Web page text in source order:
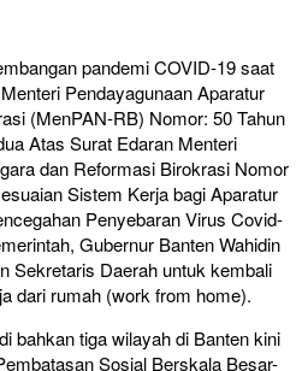
pandemi COVID-19 saat
Pendayagunaan Aparatur
(MenPAN-RB) Nomor: 50 Tahun
Atas Surat Edaran Menteri
dan Reformasi Birokrasi Nomor
Sistem Kerja bagi Aparatur
Penyebaran Virus Covid-
Gubernur Banten Wahidin
Sekretaris Daerah untuk kembali
dari rumah (work from home).
bahkan tiga wilayah di Banten kini
Sosial Berskala Besar-